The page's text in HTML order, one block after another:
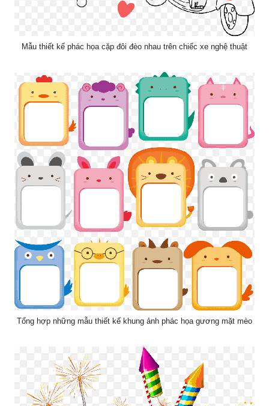
Mẫu thiết kế phác họa cặp đôi đèo nhau trên chiếc xe nghệ thuật
Tổng hợp những mẫu thiết kế khung ảnh phác họa gương mặt mèo